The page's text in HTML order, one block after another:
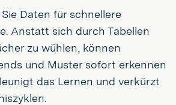
Daten für schnellere
Anstatt sich durch Tabellen
zu wühlen, können
und Muster sofort erkennen
das Lernen und verkürzt